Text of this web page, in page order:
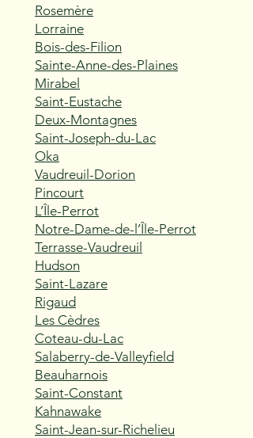
Rosemère
Lorraine
Bois-des-Filion
Sainte-Anne-des-Plaines
Mirabel
Saint-Eustache
Deux-Montagnes
Saint-Joseph-du-Lac
Oka
Vaudreuil-Dorion
Pincourt
L’Île-Perrot
Notre-Dame-de-l’Île-Perrot
Terrasse-Vaudreuil
Hudson
Saint-Lazare
Rigaud
Les Cèdres
Coteau-du-Lac
Salaberry-de-Valleyfield
Beauharnois
Saint-Constant
Kahnawake
Saint-Jean-sur-Richelieu